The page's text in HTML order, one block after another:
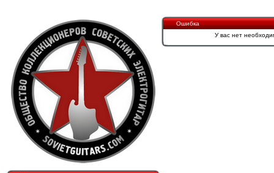
Ошибка
У вас нет